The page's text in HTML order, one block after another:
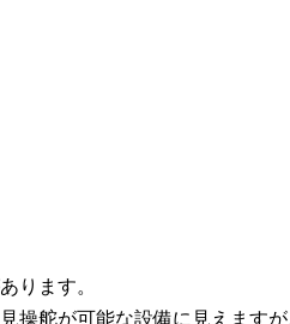
ります。
操舵が可能な設備に見えます